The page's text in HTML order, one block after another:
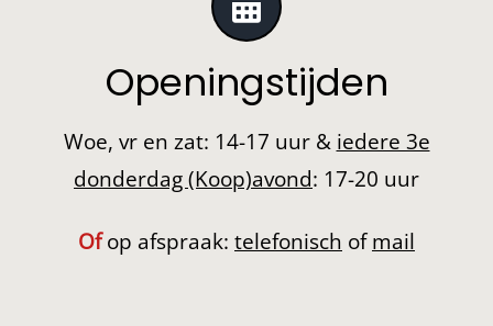
Openingstijden
Woe, vr en zat: 14-17 uur & iedere 3e
donderdag (Koop)avond: 17-20 uur
Ofop afspraak: telefonisch ofmail